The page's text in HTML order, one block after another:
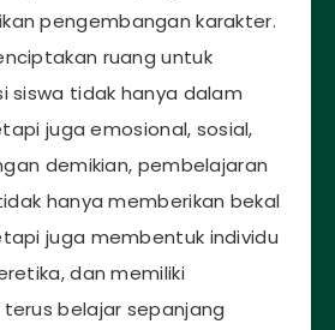
pengembangan karakter.
ruang untuk
siswa tidak hanya dalam
juga emosional, sosial,
demikian, pembelajaran
hanya memberikan bekal
juga membentuk individu
dan memiliki
belajar sepanjang